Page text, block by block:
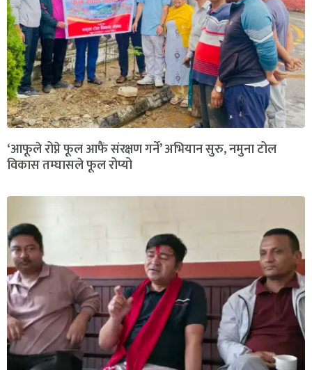
‘आफूले रोप्ने फूल आफैं संरक्षण गर्ने’ अभियान सुरु, नमुना टोल
विकास तम्घासले फूल रोप्यो